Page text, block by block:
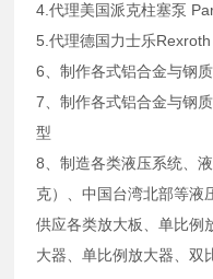
4.代理美国派克柱塞泵
5.代理德国力士乐Rexroth
6、制作各式铝合金与钢
7、制作各式铝合金与钢
型
8、制造各类液压系统、
克）、中国台湾北部等液
供应各类放大板、单比例
大器、单比例放大器、双